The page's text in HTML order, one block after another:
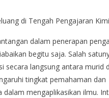
di Tengah Pengajaran
dalam penerapan
begitu saja. Salah
secara langsung antara murid
tingkat pemahaman dan
dalam mengaplikasikan ilmu.